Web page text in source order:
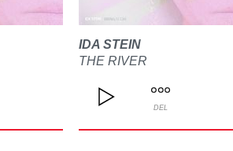
IDA STEIN
THE RIVER
DEL